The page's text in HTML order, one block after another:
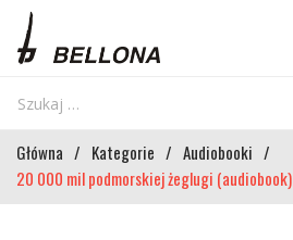
Główna / Kategorie / Audiobooki /
20 000 mil podmorskiej żeglugi (audiobook)